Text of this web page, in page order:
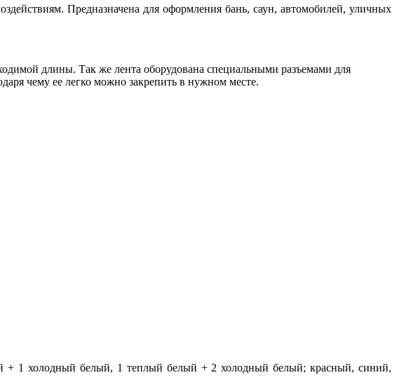
Предназначена для оформления бань, саун, автомобилей, уличных
длины. Так же лента оборудована специальными разъемами для
чему ее легко можно закрепить в нужном месте.
1 холодный белый, 1 теплый белый + 2 холодный белый; красный, синий,